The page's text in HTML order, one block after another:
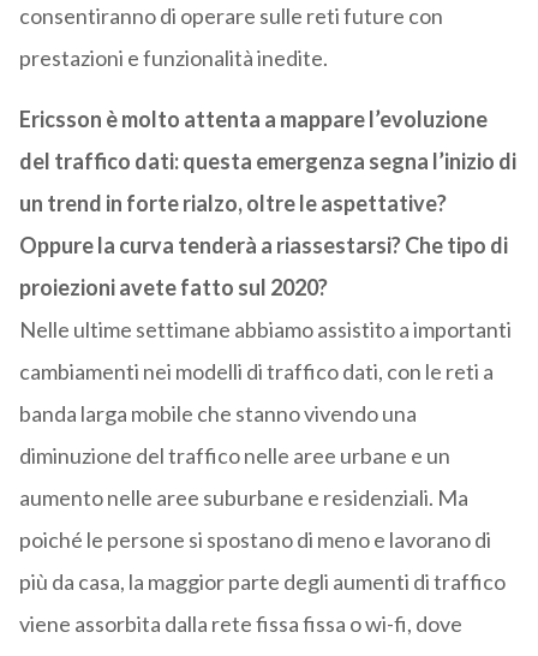
consentiranno di operare sulle reti future con
prestazioni e funzionalità inedite.
Ericsson è molto attenta a mappare l’evoluzione
del traffico dati: questa emergenza segna l’inizio di
un trend in forte rialzo, oltre le aspettative?
Oppure la curva tenderà a riassestarsi? Che tipo di
proiezioni avete fatto sul 2020?
Nelle ultime settimane abbiamo assistito a importanti
cambiamenti nei modelli di traffico dati, con le reti a
banda larga mobile che stanno vivendo una
diminuzione del traffico nelle aree urbane e un
aumento nelle aree suburbane e residenziali. Ma
poiché le persone si spostano di meno e lavorano di
più da casa, la maggior parte degli aumenti di traffico
viene assorbita dalla rete fissa fissa o wi-fi, dove